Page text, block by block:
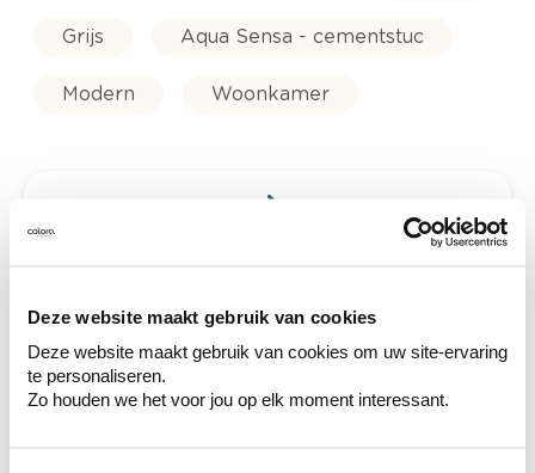
Deze website maakt gebruik van cookies
Deze website maakt gebruik van cookies om uw site-ervaring
te personaliseren.
Zo houden we het voor jou op elk moment interessant.
Grijs Aqua Sensa - cementstuc
Modern Woonkamer
Krijg kleuradvies op basis van de lichtinval
en je meubels.
Krijg ineens een technologische check-up